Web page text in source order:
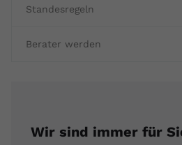
Standesregeln
Berater werden
Wir sind immer für